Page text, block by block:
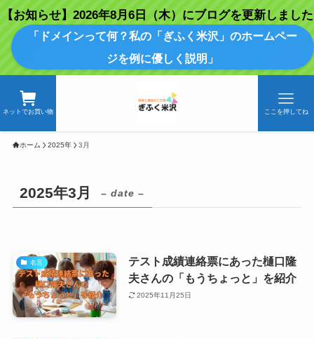
【お知らせ】2026年8月6日（木）にブログを更新しました
「ドメインって何？私の「ぎふく米沢」のホームペー
ジを例に優しく説明」
ネットでお買い物 ここを押してね
ホーム 2025年 3月
2025年3月 – date –
名言
テスト成績連絡票にあった樋口隆
夫さんの「もうちょっと」を紹介
2025年11月25日